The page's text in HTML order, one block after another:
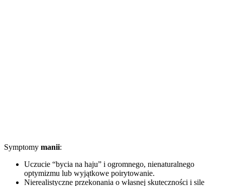
Symptomy manii:
Uczucie “bycia na haju” i ogromnego, nienaturalnego
optymizmu lub wyjątkowe poirytowanie.
Nierealistyczne przekonania o własnej skuteczności i sile